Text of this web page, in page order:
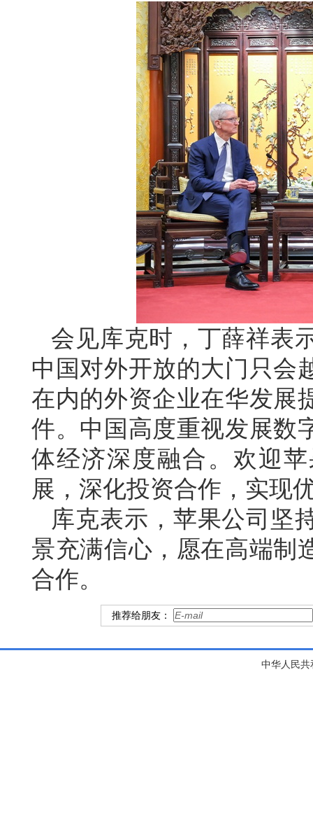
会见库克时，丁薛祥表
中国对外开放的大门只会
在内的外资企业在华发展
件。中国高度重视发展数
体经济深度融合。欢迎
展，深化投资合作，实现
库克表示，苹果公司坚
景充满信心，愿在高端制
合作。
推荐给朋友：
中华人民共